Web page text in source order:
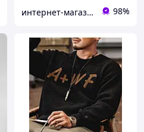
интернет-магазин "Просто так" 98%